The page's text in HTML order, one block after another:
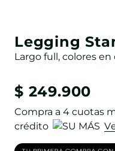
Legging
Largo full, colores
$ 249.900
Compra a 4 cuotas
crédito